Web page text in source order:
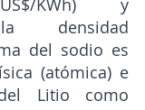
KWh) y
densidad
del sodio es
(atómica) e
Litio como